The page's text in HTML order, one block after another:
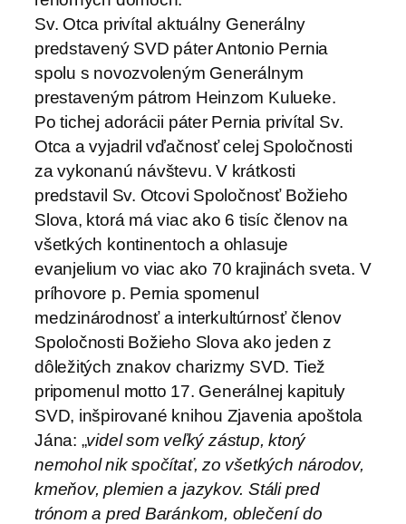
Sv. Otca privítal aktuálny Generálny
predstavený SVD páter Antonio Pernia
spolu s novozvoleným Generálnym
prestaveným pátrom Heinzom Kulueke.
Po tichej adorácii páter Pernia privítal Sv.
Otca a vyjadril vďačnosť celej Spoločnosti
za vykonanú návštevu. V krátkosti
predstavil Sv. Otcovi Spoločnosť Božieho
Slova, ktorá má viac ako 6 tisíc členov na
všetkých kontinentoch a ohlasuje
evanjelium vo viac ako 70 krajinách sveta. V
príhovore p. Pernia spomenul
medzinárodnosť a interkultúrnosť členov
Spoločnosti Božieho Slova ako jeden z
dôležitých znakov charizmy SVD. Tiež
pripomenul motto 17. Generálnej kapituly
SVD, inšpirované knihou Zjavenia apoštola
Jána: „videl som veľký zástup, ktorý
nemohol nik spočítať, zo všetkých národov,
kmeňov, plemien a jazykov. Stáli pred
trónom a pred Baránkom, oblečení do